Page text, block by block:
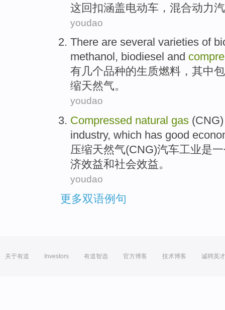
这回扣涵盖电动车 ， 混合动力
youdao
There are several varieties of
methanol , biodiesel and
有几个品种的生质燃料 ， 其中
缩天然气。
youdao
Compressed natural gas (CNG
industry, which has good
压缩天然气(CNG)汽车工业是
济效益和社会效益。
youdao
更多双语例句
关于有道 Investors 有道智选 官方博客 技术博客 诚聘英才